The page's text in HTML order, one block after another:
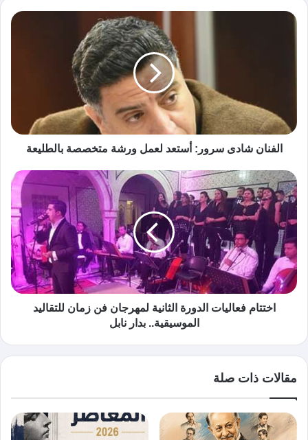
ب
الفنان شادى سرور: أستعد لعمل ورشة متخصصة بالطليعة
اختتام فعاليات الدورة الثانية لمهرجان فن زمان للتقاليد
الموسيقية.. بدار نابل
مقالات ذات صلة